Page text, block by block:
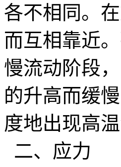
各不相同。
而互相靠近
慢流动阶段
的升高而缓
度地出现高温
二、应力